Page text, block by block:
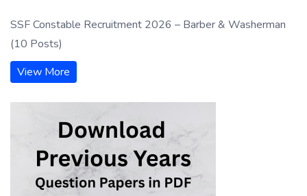
SSF Constable Recruitment 2026 – Barber & Washerman
(10 Posts)
View More